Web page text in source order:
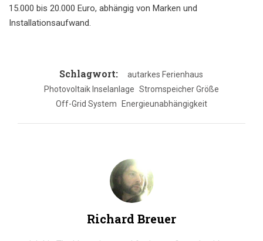
15.000 bis 20.000 Euro, abhängig von Marken und
Installationsaufwand.
Schlagwort:
autarkes Ferienhaus
Photovoltaik Inselanlage Stromspeicher Größe
Off-Grid System
Energieunabhängigkeit
Richard Breuer